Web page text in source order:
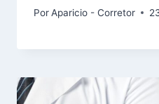
PorAparicio - Corretor